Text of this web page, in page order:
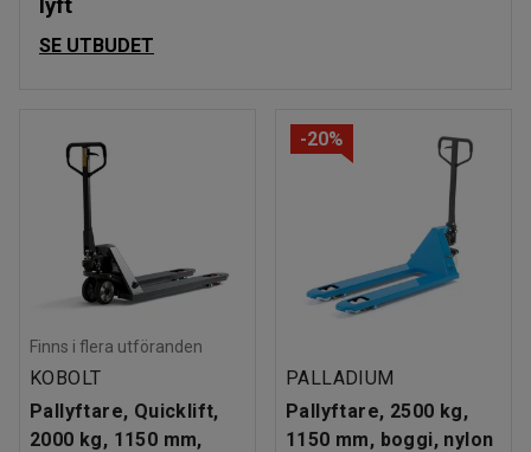
lyft
SE UTBUDET
Finns i flera utföranden
KOBOLT
Pallyftare, Quicklift,
2000 kg, 1150 mm,
-20%
PALLADIUM
Pallyftare, 2500 kg,
1150 mm, boggi, nylon